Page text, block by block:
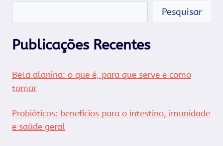
Pesquisar
Publicações Recentes
Beta alanina: o que é, para que serve e como
tomar
Probióticos: benefícios para o intestino, imunidade
e saúde geral